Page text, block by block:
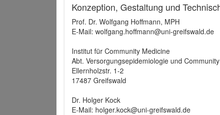
Konzeption, Gestaltung und
Prof. Dr. Wolfgang Hoffmann, MPH
E-Mail: wolfgang.hoffmann@uni-greifswald.de
Institut für Community Medicine
Abt. Versorgungsepidemiologie und
Ellernholzstr. 1-2
17487 Greifswald
Dr. Holger Kock
E-Mail: holger.kock@uni-greifswald.de